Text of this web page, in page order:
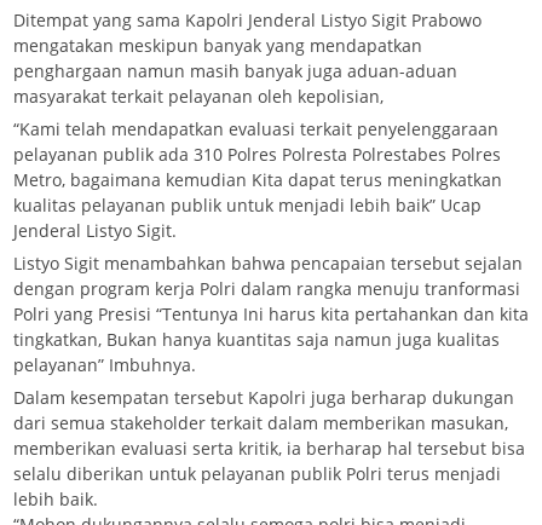
Ditempat yang sama Kapolri Jenderal Listyo Sigit Prabowo
mengatakan meskipun banyak yang mendapatkan
penghargaan namun masih banyak juga aduan-aduan
masyarakat terkait pelayanan oleh kepolisian,
“Kami telah mendapatkan evaluasi terkait penyelenggaraan
pelayanan publik ada 310 Polres Polresta Polrestabes Polres
Metro, bagaimana kemudian Kita dapat terus meningkatkan
kualitas pelayanan publik untuk menjadi lebih baik” Ucap
Jenderal Listyo Sigit.
Listyo Sigit menambahkan bahwa pencapaian tersebut sejalan
dengan program kerja Polri dalam rangka menuju tranformasi
Polri yang Presisi “Tentunya Ini harus kita pertahankan dan kita
tingkatkan, Bukan hanya kuantitas saja namun juga kualitas
pelayanan” Imbuhnya.
Dalam kesempatan tersebut Kapolri juga berharap dukungan
dari semua stakeholder terkait dalam memberikan masukan,
memberikan evaluasi serta kritik, ia berharap hal tersebut bisa
selalu diberikan untuk pelayanan publik Polri terus menjadi
lebih baik.